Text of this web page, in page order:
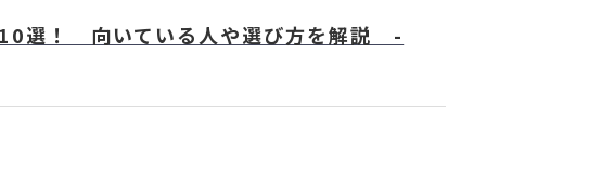
10選！ 向いている人や選び方を解説 -